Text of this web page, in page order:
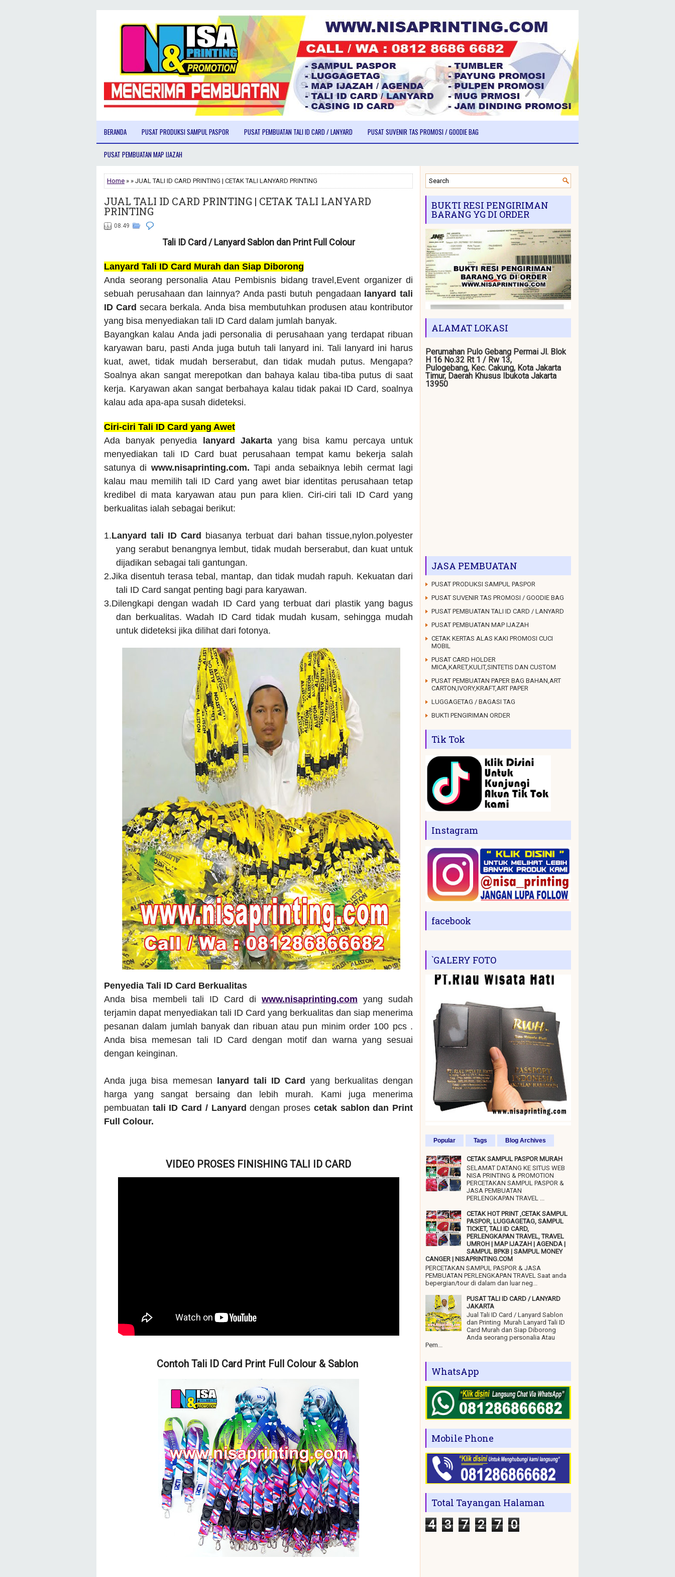
BERANDA PUSAT PRODUKSI SAMPUL PASPOR PUSAT PEMBUATAN TALI ID CARD / LANYARD PUSAT SUVENIR TAS PROMOSI / GOODIE BAG
PUSAT PEMBUATAN MAP IJAZAH
Home » » JUAL TALI ID CARD PRINTING | CETAK TALI LANYARD PRINTING
JUAL TALI ID CARD PRINTING | CETAK TALI LANYARD
PRINTING
08.49
Tali ID Card / Lanyard Sablon dan Print Full Colour
Lanyard Tali ID Card Murah dan Siap Diborong
Anda seorang personalia Atau Pembisnis bidang travel,Event organizer di
sebuah perusahaan dan lainnya? Anda pasti butuh pengadaan lanyard tali
ID Cardsecara berkala. Anda bisa membutuhkan produsen atau kontributor
yang bisa menyediakan tali ID Card dalam jumlah banyak.
Bayangkan kalau Anda jadi personalia di perusahaan yang terdapat ribuan
karyawan baru, pasti Anda juga butuh tali lanyard ini. Tali lanyard ini harus
kuat, awet, tidak mudah berserabut, dan tidak mudah putus. Mengapa?
Soalnya akan sangat merepotkan dan bahaya kalau tiba-tiba putus di saat
kerja. Karyawan akan sangat berbahaya kalau tidak pakai ID Card, soalnya
kalau ada apa-apa susah dideteksi.
Ciri-ciri Tali ID Card yang Awet
Ada banyak penyedia
lanyard Jakartayang bisa kamu percaya untuk
menyediakan tali ID Card buat perusahaan tempat kamu bekerja salah
satunya di www.nisaprinting.com. Tapi anda sebaiknya lebih cermat lagi
kalau mau memilih tali ID Card yang awet biar identitas perusahaan tetap
kredibel di mata karyawan atau pun para klien. Ciri-ciri tali ID Card yang
berkualitas ialah sebagai berikut:
1.Lanyard tali ID Card biasanya terbuat dari bahan tissue,nylon.polyester
yang serabut benangnya lembut, tidak mudah berserabut, dan kuat untuk
dijadikan sebagai tali gantungan.
2.Jika disentuh terasa tebal, mantap, dan tidak mudah rapuh. Kekuatan dari
tali ID Card sangat penting bagi para karyawan.
3.Dilengkapi dengan wadah ID Card yang terbuat dari plastik yang bagus
dan berkualitas. Wadah ID Card tidak mudah kusam, sehingga mudah
untuk dideteksi jika dilihat dari fotonya.
Penyedia Tali ID Card Berkualitas
Anda bisa membeli tali ID Card di www.nisaprinting.com yang sudah
terjamin dapat menyediakan tali ID Card yang berkualitas dan siap menerima
pesanan dalam jumlah banyak dan ribuan atau pun minim order 100 pcs .
Anda bisa memesan tali ID Card dengan motif dan warna yang sesuai
dengan keinginan.
Anda juga bisa memesan lanyard tali ID Card yang berkualitas dengan
harga yang sangat bersaing dan lebih murah. Kami juga menerima
pembuatan tali ID Card / Lanyard dengan proses cetak sablon dan Print
Full Colour.
VIDEO PROSES FINISHING TALI ID CARD
Contoh Tali ID Card Print Full Colour & Sablon
BUKTI RESI PENGIRIMAN
BARANG YG DI ORDER
ALAMAT LOKASI
Perumahan Pulo Gebang Permai Jl. Blok
H 16 No.32 Rt 1 / Rw 13,
Pulogebang, Kec. Cakung, Kota Jakarta
Timur, Daerah Khusus Ibukota Jakarta
13950
JASA PEMBUATAN
PUSAT PRODUKSI SAMPUL PASPOR
PUSAT SUVENIR TAS PROMOSI / GOODIE BAG
PUSAT PEMBUATAN TALI ID CARD / LANYARD
PUSAT PEMBUATAN MAP IJAZAH
CETAK KERTAS ALAS KAKI PROMOSI CUCI
MOBIL
PUSAT CARD HOLDER
MICA,KARET,KULIT,SINTETIS DAN CUSTOM
PUSAT PEMBUATAN PAPER BAG BAHAN,ART
CARTON,IVORY,KRAFT,ART PAPER
LUGGAGETAG / BAGASI TAG
BUKTI PENGIRIMAN ORDER
Tik Tok
Instagram
facebook
`GALERY FOTO
Popular Tags Blog Archives
CETAK SAMPUL PASPOR MURAH
SELAMAT DATANG KE SITUS WEB
NISA PRINTING & PROMOTION
PERCETAKAN SAMPUL PASPOR &
JASA PEMBUATAN
PERLENGKAPAN TRAVEL ...
CETAK HOT PRINT ,CETAK SAMPUL
PASPOR, LUGGAGETAG, SAMPUL
TICKET, TALI ID CARD,
PERLENGKAPAN TRAVEL, TRAVEL
UMROH | MAP IJAZAH | AGENDA |
SAMPUL BPKB | SAMPUL MONEY
CANGER | NISAPRINTING.COM
PERCETAKAN SAMPUL PASPOR & JASA
PEMBUATAN PERLENGKAPAN TRAVEL Saat anda
bepergian/tour di dalam dan luar neg...
PUSAT TALI ID CARD / LANYARD
JAKARTA
Jual Tali ID Card / Lanyard Sablon
dan Printing Murah Lanyard Tali ID
Card Murah dan Siap Diborong
Anda seorang personalia Atau
Pem...
WhatsApp
Mobile Phone
Total Tayangan Halaman
4 3 7 2 7 0